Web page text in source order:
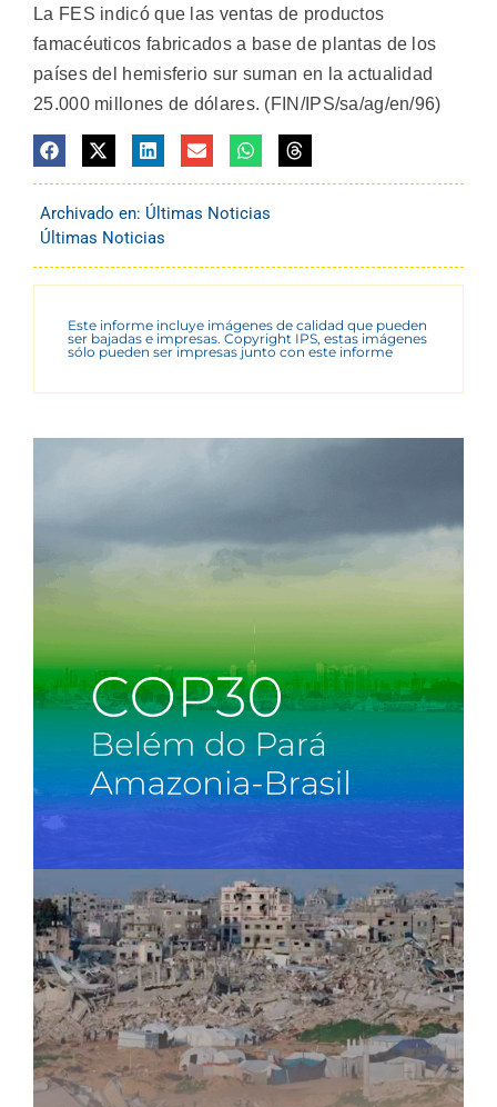
La FES indicó que las ventas de productos
famacéuticos fabricados a base de plantas de los
países del hemisferio sur suman en la actualidad
25.000 millones de dólares. (FIN/IPS/sa/ag/en/96)
Archivado en: Últimas Noticias
Últimas Noticias
Este informe incluye imágenes de calidad que pueden
ser bajadas e impresas. Copyright IPS, estas imágenes
sólo pueden ser impresas junto con este informe